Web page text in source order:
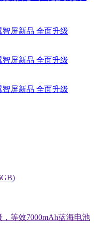
等效7000mAh蓝海电池